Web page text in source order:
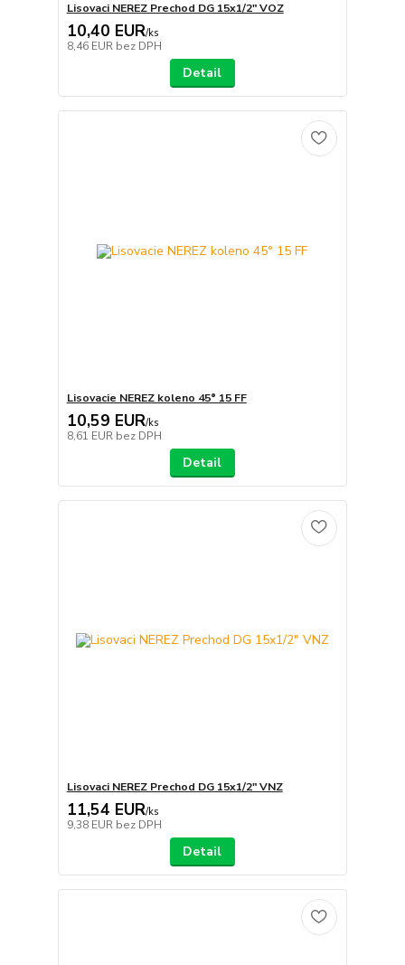
Lisovaci NEREZ Prechod DG 15x1/2" VOZ
10,40 EUR/ks
8,46 EUR bez DPH
Detail
Lisovacie NEREZ koleno 45° 15 FF
10,59 EUR/ks
8,61 EUR bez DPH
Detail
Lisovaci NEREZ Prechod DG 15x1/2" VNZ
11,54 EUR/ks
9,38 EUR bez DPH
Detail